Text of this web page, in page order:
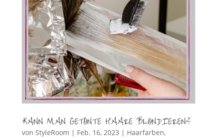
KANN MAN GETÖNTE HAARE BLONDIEREN?
von StyleRoom | Feb. 16, 2023 | Haarfarben,